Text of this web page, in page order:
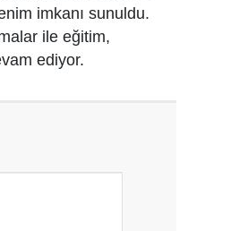
imkanı sunuldu.
ile eğitim,
ediyor.